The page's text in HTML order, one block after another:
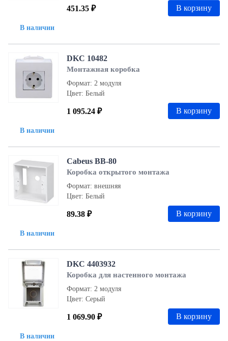
В наличии
451.35 ₽ В корзину
В наличии
DKC 10482
Монтажная коробка
Формат: 2 модуля
Цвет: Белый
1 095.24 ₽ В корзину
В наличии
Cabeus BB-80
Коробка открытого монтажа
Формат: внешняя
Цвет: Белый
89.38 ₽ В корзину
В наличии
DKC 4403932
Коробка для настенного монтажа
Формат: 2 модуля
Цвет: Серый
1 069.90 ₽ В корзину